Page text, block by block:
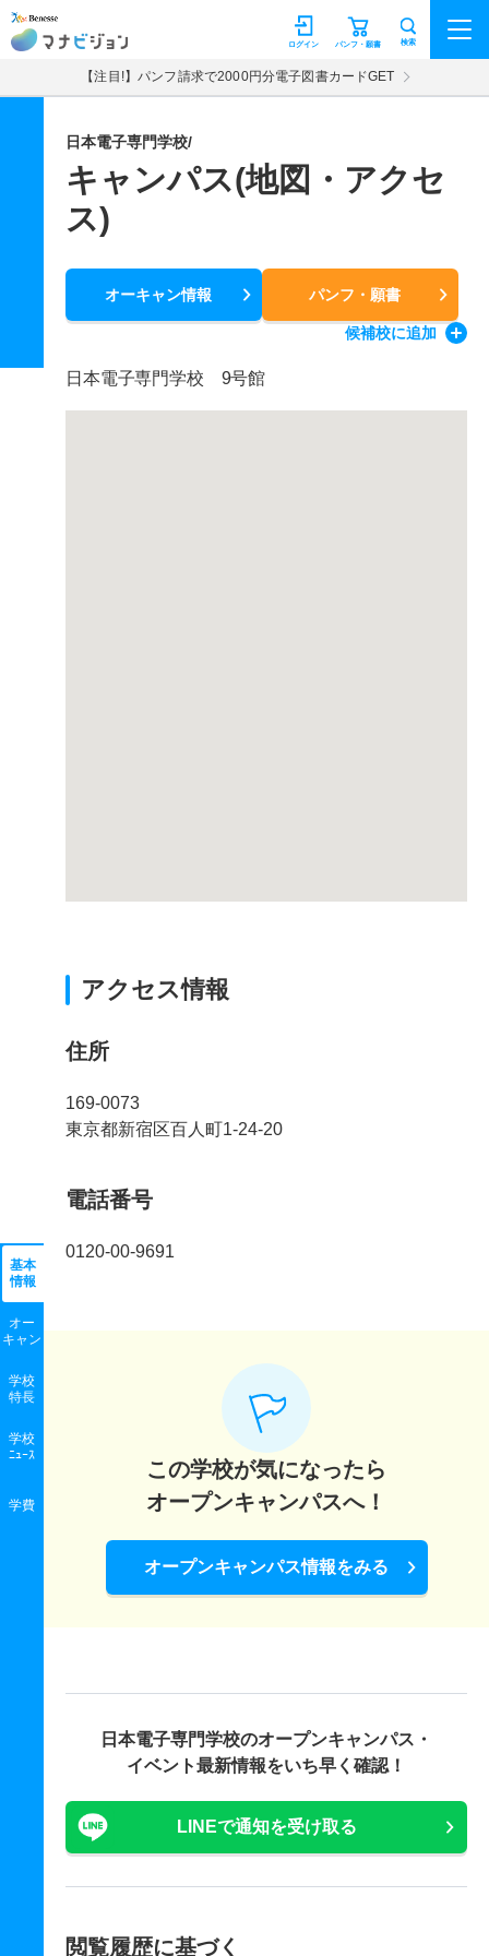
マナビジョン パンフ・願書
ログイン 検索
【注目!】パンフ請求で2000円分電子図書カードGET
日本電子専門学校/
キャンパス(地図・アクセ
ス)
オーキャン情報 パンフ・願書
候補校に追加
基本
情報
オー
キャン
学校
特長
学校
ﾆｭｰｽ
学費
日本電子専門学校 9号館
アクセス情報
住所
169-0073
東京都新宿区百人町1-24-20
電話番号
0120-00-9691
この学校が気になったら
オープンキャンパスへ！
オープンキャンパス情報をみる
日本電子専門学校のオープンキャンパス・
イベント最新情報をいち早く確認！
LINEで通知を受け取る
閲覧履歴に基づく